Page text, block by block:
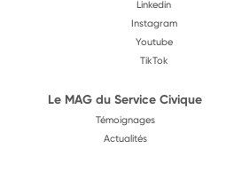
Linkedin
Instagram
Youtube
TikTok
Le MAG du Service Civique
Témoignages
Actualités